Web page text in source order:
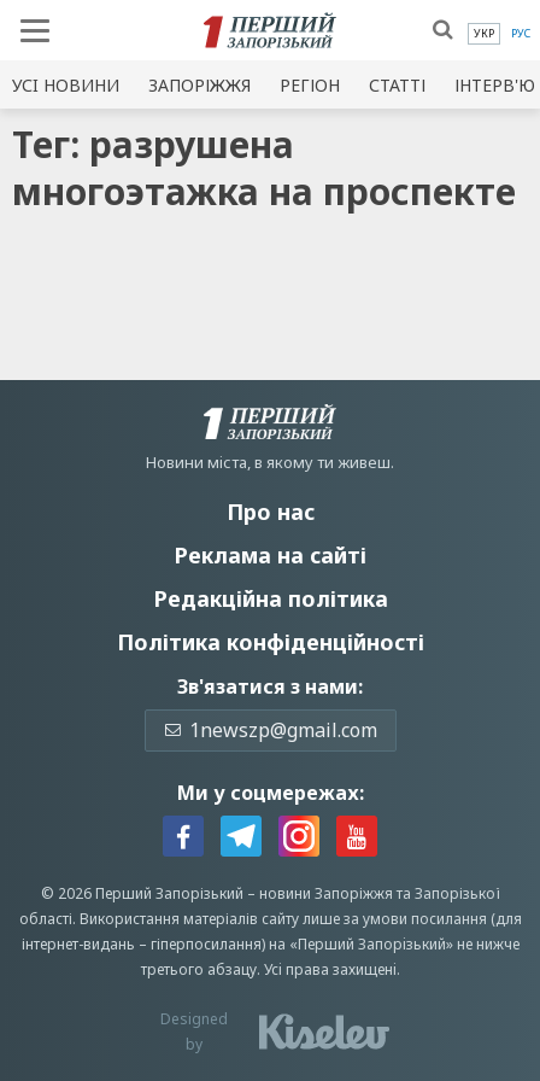
УКР РУС
УСI НОВИНИ ЗАПОРІЖЖЯ РЕГІОН СТАТТІ ІНТЕРВ'Ю
Тег: разрушена
многоэтажка на проспекте
Новини мiста, в якому ти живеш.
Про нас
Реклама на сайті
Редакційна політика
Політика конфіденційності
Зв'язатися з нами:
1newszp@gmail.com
Ми у соцмережах:
© 2026 Перший Запорізький – новини Запоріжжята Запорізької
області. Використання матеріалів сайту лише за умови посилання (для
інтернет-видань – гіперпосилання) на «Перший Запорiзький» не нижче
третього абзацу. Усi права захищенi.
Designed
by